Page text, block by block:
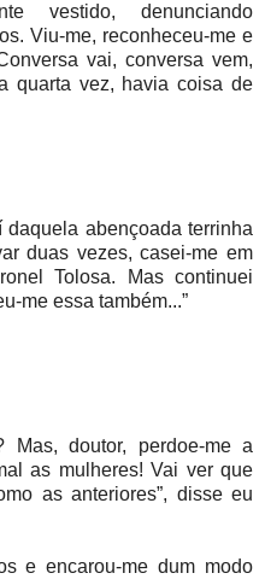
vestido, denunciando
Viu-me, reconheceu-me e
vai, conversa vem,
quarta vez, havia coisa de
abençoada terrinha
duas vezes, casei-me em
Tolosa. Mas continuei
me essa também...”
doutor, perdoe-me a
as mulheres! Vai ver que
as anteriores”, disse eu
e encarou-me dum modo